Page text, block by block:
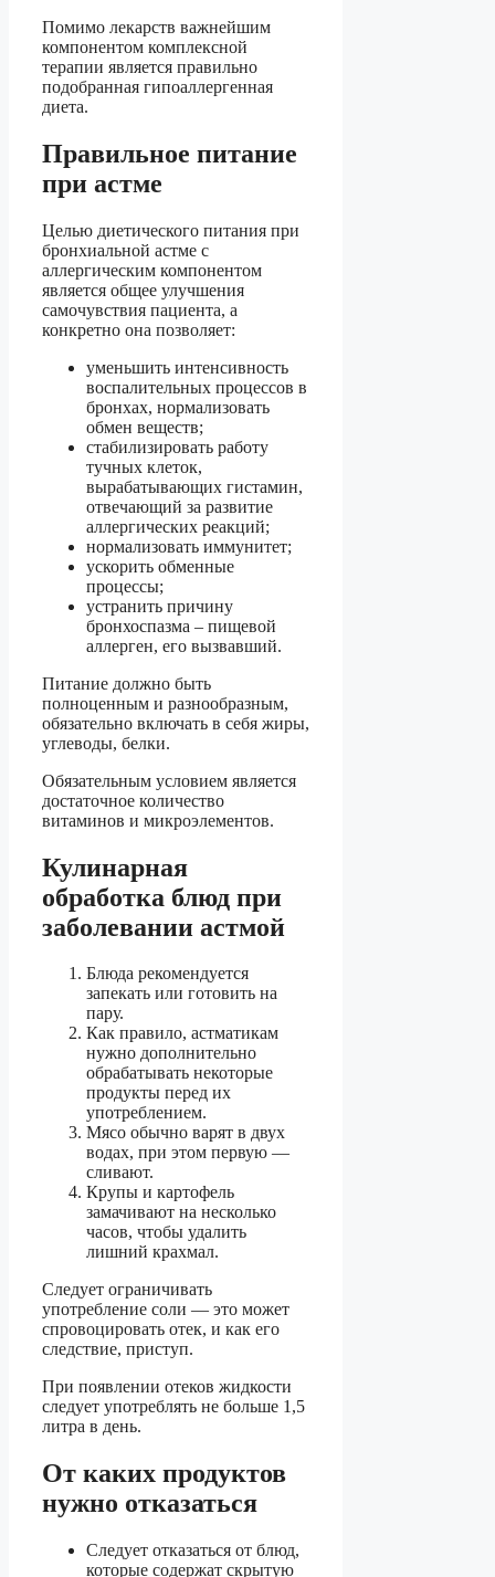
Помимо лекарств важнейшим
компонентом комплексной
терапии является правильно
подобранная гипоаллергенная
диета.
Правильное питание
при астме
Целью диетического питания при
бронхиальной астме с
аллергическим компонентом
является общее улучшения
самочувствия пациента, а
конкретно она позволяет:
уменьшить интенсивность
воспалительных процессов в
бронхах, нормализовать
обмен веществ;
стабилизировать работу
тучных клеток,
вырабатывающих гистамин,
отвечающий за развитие
аллергических реакций;
нормализовать иммунитет;
ускорить обменные
процессы;
устранить причину
бронхоспазма – пищевой
аллерген, его вызвавший.
Питание должно быть
полноценным и разнообразным,
обязательно включать в себя жиры,
углеводы, белки.
Обязательным условием является
достаточное количество
витаминов и микроэлементов.
Кулинарная
обработка блюд при
заболевании астмой
Блюда рекомендуется
запекать или готовить на
пару.
Как правило, астматикам
нужно дополнительно
обрабатывать некоторые
продукты перед их
употреблением.
Мясо обычно варят в двух
водах, при этом первую —
сливают.
Крупы и картофель
замачивают на несколько
часов, чтобы удалить
лишний крахмал.
Следует ограничивать
употребление соли — это может
спровоцировать отек, и как его
следствие, приступ.
При появлении отеков жидкости
следует употреблять не больше 1,5
литра в день.
От каких продуктов
нужно отказаться
Следует отказаться от блюд,
которые содержат скрытую